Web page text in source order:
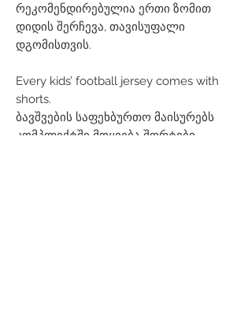
რეკომენდირებულია ერთი ზომით
დიდის შერჩევა, თავისუფალი
დგომისთვის.
Every kids’ football jersey comes with
shorts.
ბავშვების საფეხბურთო მაისურებს
კომპლექტში მოყვება შორტები.